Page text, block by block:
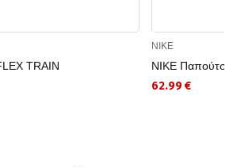
TRAIN
NIKE
NIKE
62.99 €